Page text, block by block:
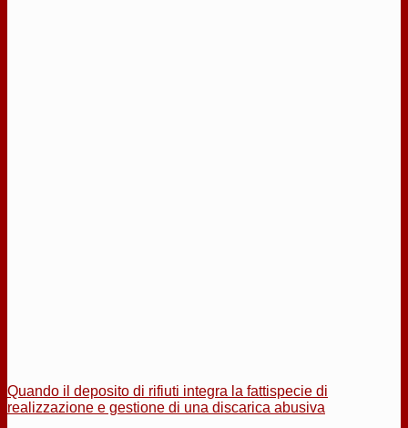
Quando il deposito di rifiuti integra la fattispecie di
realizzazione e gestione di una discarica abusiva